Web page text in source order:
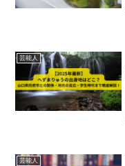
芸能人
芸能人